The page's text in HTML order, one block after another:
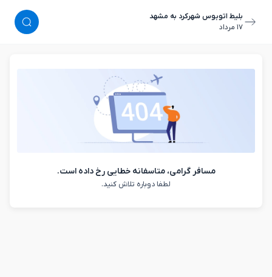
بلیط اتوبوس شهرکرد به مشهد
١٧ مرداد
مسافر گرامی، متاسفانه خطایی رخ داده است.
لطفا دوباره تلاش کنید.